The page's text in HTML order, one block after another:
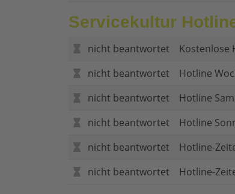
Servicekultur
nicht beantwortet
Kostenlose
nicht beantwortet
Hotline
nicht beantwortet
Hotline
nicht beantwortet
Hotline
nicht beantwortet
Hotline-
nicht beantwortet
Hotline-